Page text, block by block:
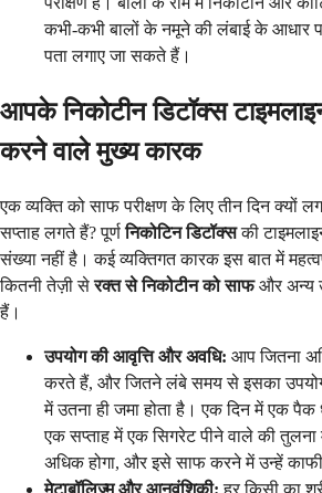
कभी-कभी बालों के नमूने की लंबाई के
पता लगाए जा सकते हैं।
आपके निकोटीन डिटॉक्स
करने वाले मुख्य कारक
एक व्यक्ति को साफ परीक्षण के लिए तीन दिन क्यों
सप्ताह लगते हैं? पूर्णनिकोटिन डिटॉक्सकी
संख्या नहीं है। कई व्यक्तिगत कारक इस बात में
कितनी तेज़ी सेरक्त से निकोटीन को साफऔर अन्य
हैं।
उपयोग की आवृत्ति और अवधि: आप जितना
करते हैं, और जितने लंबे समय से इसका
में उतना ही जमा होता है। एक दिन में एक पैक
एक सप्ताह में एक सिगरेट पीने वाले की तुलना
अधिक होगा, और इसे साफ करने में उन्हें
मेटाबॉलिज्म और आनुवंशिकी: हर किसी का